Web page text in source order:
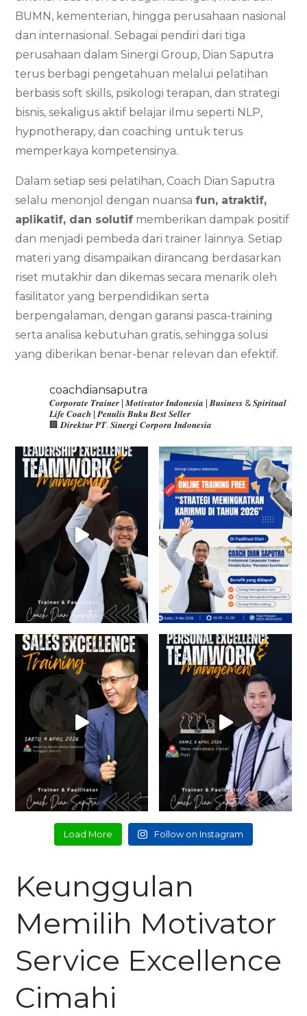
BUMN, kementerian, hingga perusahaan nasional
dan internasional. Sebagai pendiri dari tiga
perusahaan dalam Sinergi Group, Dian Saputra
terus berbagi pengetahuan melalui pelatihan
berbasis soft skills, psikologi terapan, dan strategi
bisnis, sekaligus aktif belajar ilmu seperti NLP,
hypnotherapy, dan coaching untuk terus
memperkaya kompetensinya.
Dalam setiap sesi pelatihan, Coach Dian Saputra
selalu menonjol dengan nuansafun, atraktif,
aplikatif, dan solutif memberikan dampak positif
dan menjadi pembeda dari trainer lainnya. Setiap
materi yang disampaikan dirancang berdasarkan
riset mutakhir dan dikemas secara menarik oleh
fasilitator yang berpendidikan serta
berpengalaman, dengan garansi pasca-training
serta analisa kebutuhan gratis, sehingga solusi
yang diberikan benar-benar relevan dan efektif.
coachdiansaputra
𝑪𝒐𝒓𝒑𝒐𝒓𝒂𝒕𝒆 𝑻𝒓𝒂𝒊𝒏𝒆𝒓 | 𝑴𝒐𝒕𝒊𝒗𝒂𝒕𝒐𝒓 𝑰𝒏𝒅𝒐𝒏𝒆𝒔𝒊𝒂 | 𝑩𝒖𝒔𝒊𝒏𝒆𝒔𝒔 & 𝑺𝒑𝒊𝒓𝒊𝒕𝒖𝒂𝒍
𝑳𝒊𝒇𝒆 𝑪𝒐𝒂𝒄𝒉 | 𝑷𝒆𝒏𝒖𝒍𝒊𝒔 𝑩𝒖𝒌𝒖 𝑩𝒆𝒔𝒕 𝑺𝒆𝒍𝒍𝒆𝒓
🏢 𝑫𝒊𝒓𝒆𝒌𝒕𝒖𝒓 𝑷𝑻. 𝑺𝒊𝒏𝒆𝒓𝒈𝒊 𝑪𝒐𝒓𝒑𝒐𝒓𝒂 𝑰𝒏𝒅𝒐𝒏𝒆𝒔𝒊𝒂
Load More Follow on Instagram
Keunggulan
Memilih Motivator
Service Excellence
Cimahi